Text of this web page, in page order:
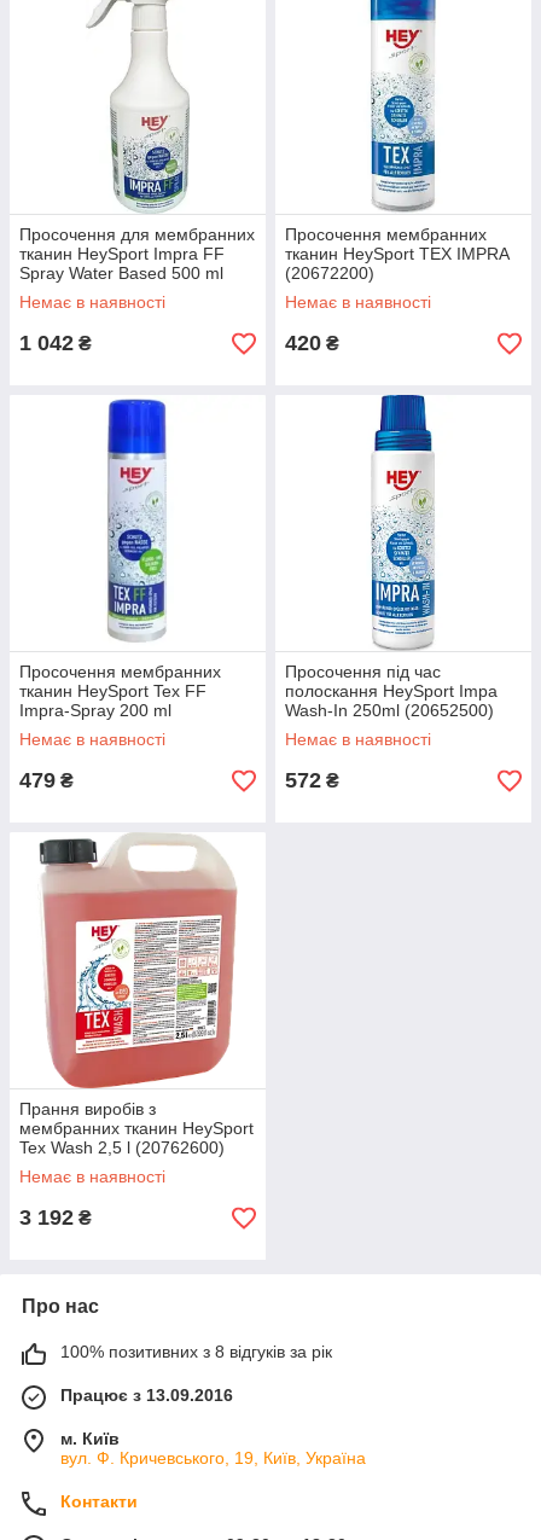
Просочення для мембранних
тканин HeySport Impra FF
Spray Water Based 500 ml
Немає в наявності
1 042 ₴
Просочення мембранних
тканин HeySport TEX IMPRA
(20672200)
Немає в наявності
420 ₴
Просочення мембранних
тканин HeySport Tex FF
Impra-Spray 200 ml
(20679000)
Немає в наявності
479 ₴
Просочення під час
полоскання HeySport Impa
Wash-In 250ml (20652500)
Немає в наявності
572 ₴
Прання виробів з
мембранних тканин HeySport
Tex Wash 2,5 l (20762600)
Немає в наявності
3 192 ₴
Про нас
100% позитивних з 8 відгуків за рік
Працює з 13.09.2016
м. Київ
вул. Ф. Кричевського, 19, Київ, Україна
Контакти